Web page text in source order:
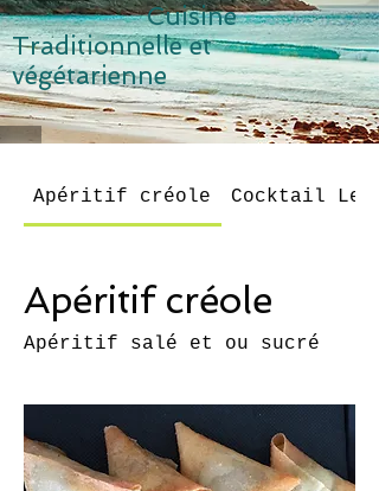
Cuisine
Traditionnelle et
végétarienne
Apéritif créole Cocktail Le
Apéritif créole
Apéritif salé et ou sucré